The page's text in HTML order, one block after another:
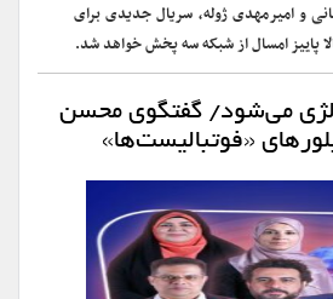
و امیرمهدی ژوله، سریال جدیدی برای
پاییز امسال از شبکه سه پخش خواهد شد.
می‌شود/ گفتگوی محسن
«فوتبالیست‌ها»